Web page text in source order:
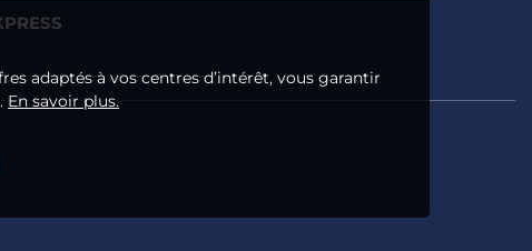
adaptés à vos centres d’intérêt, vous garantir
En savoir plus.